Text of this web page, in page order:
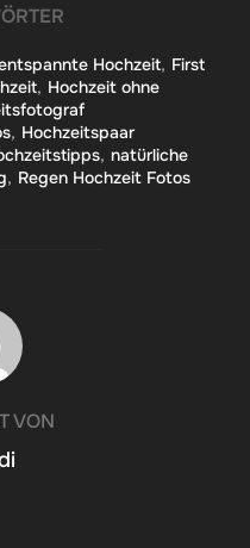
Hochzeit, First
, Hochzeit ohne
, Hochzeitspaar
, natürliche
, Regen Hochzeit Fotos
VON